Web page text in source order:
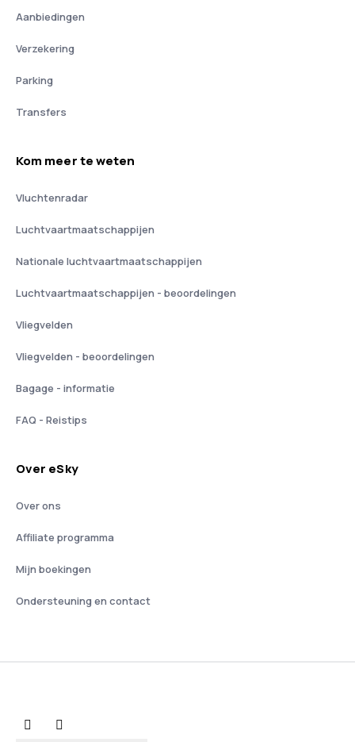
Aanbiedingen
Verzekering
Parking
Transfers
Kom meer te weten
Vluchtenradar
Luchtvaartmaatschappijen
Nationale luchtvaartmaatschappijen
Luchtvaartmaatschappijen - beoordelingen
Vliegvelden
Vliegvelden - beoordelingen
Bagage - informatie
FAQ - Reistips
Over eSky
Over ons
Affiliate programma
Mijn boekingen
Ondersteuning en contact